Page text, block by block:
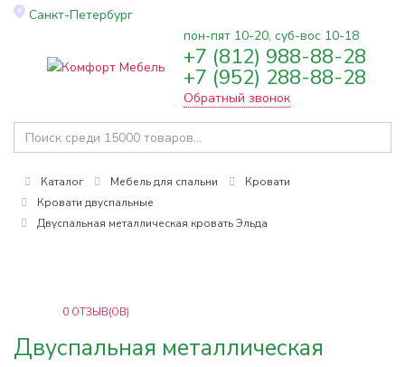
Санкт-Петербург
Toggle
пон-пят 10-20, суб-вос 10-18
+7 (812) 988-88-28
+7 (952) 288-88-28
Обратный звонок
Каталог Мебель для спальни
Кровати
Кровати двуспальные
Двуспальная металлическая кровать Эльда
0 ОТЗЫВ(ОВ)
Двуспальная металлическая